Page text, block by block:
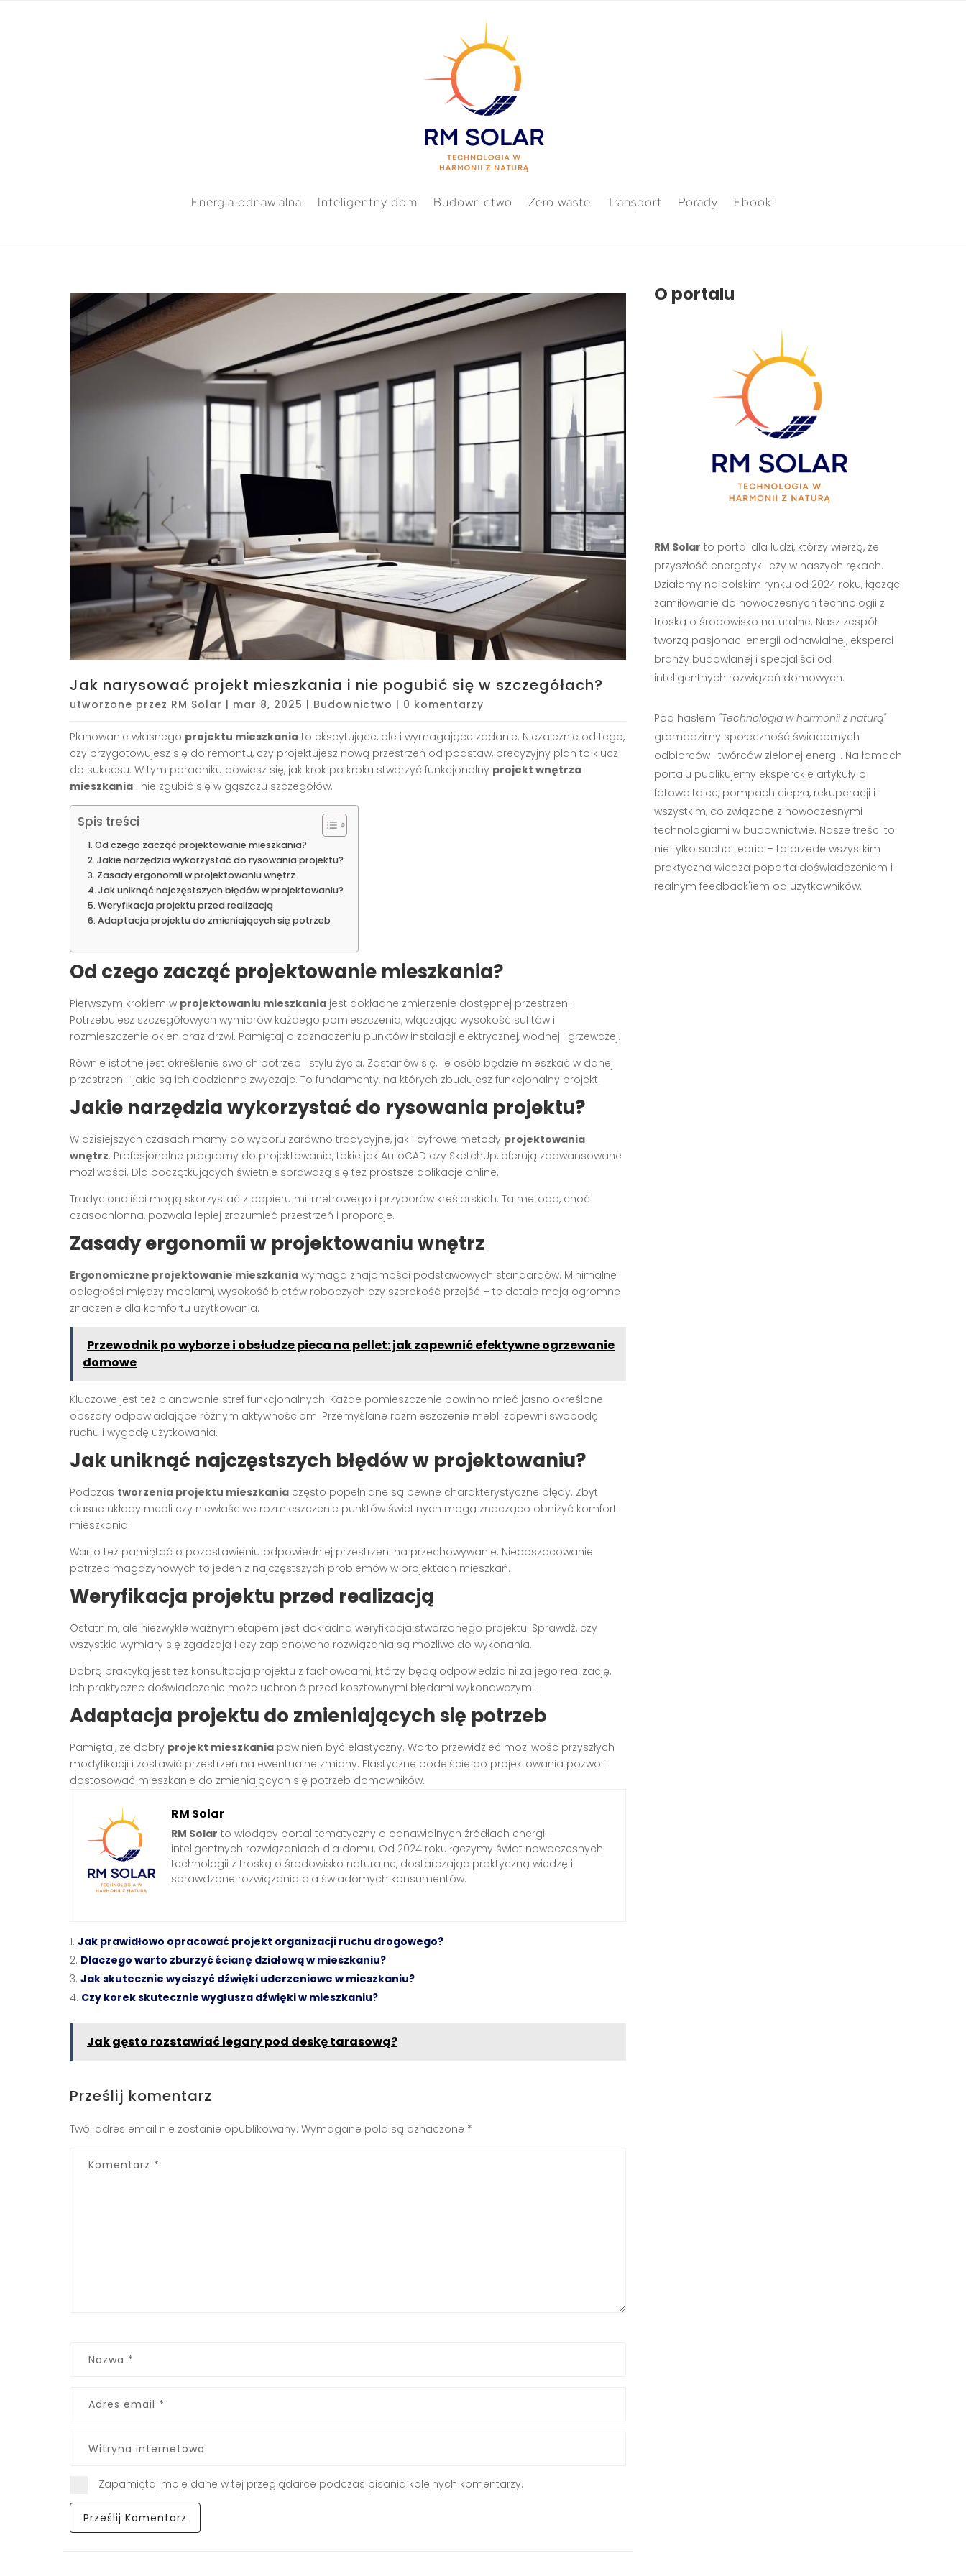
Energia odnawialna Inteligentny dom Budownictwo Zero waste Transport Porady Ebooki
Jak narysować projekt mieszkania i nie pogubić się w szczegółach?
utworzone przez RM Solar | mar 8, 2025 | Budownictwo | 0 komentarzy
Planowanie własnego projektu mieszkania to ekscytujące, ale i wymagające zadanie. Niezależnie od tego,
czy przygotowujesz się do remontu, czy projektujesz nową przestrzeń od podstaw, precyzyjny plan to klucz
do sukcesu. W tym poradniku dowiesz się, jak krok po kroku stworzyć funkcjonalny projekt wnętrza
mieszkania i nie zgubić się w gąszczu szczegółów.
Spis treści
Od czego zacząć projektowanie mieszkania?
Jakie narzędzia wykorzystać do rysowania projektu?
Zasady ergonomii w projektowaniu wnętrz
Jak uniknąć najczęstszych błędów w projektowaniu?
Weryfikacja projektu przed realizacją
Adaptacja projektu do zmieniających się potrzeb
Od czego zacząć projektowanie mieszkania?
Pierwszym krokiem w projektowaniu mieszkania jest dokładne zmierzenie dostępnej przestrzeni.
Potrzebujesz szczegółowych wymiarów każdego pomieszczenia, włączając wysokość sufitów i
rozmieszczenie okien oraz drzwi. Pamiętaj o zaznaczeniu punktów instalacji elektrycznej, wodnej i grzewczej.
Równie istotne jest określenie swoich potrzeb i stylu życia. Zastanów się, ile osób będzie mieszkać w danej
przestrzeni i jakie są ich codzienne zwyczaje. To fundamenty, na których zbudujesz funkcjonalny projekt.
Jakie narzędzia wykorzystać do rysowania projektu?
W dzisiejszych czasach mamy do wyboru zarówno tradycyjne, jak i cyfrowe metody projektowania
wnętrz. Profesjonalne programy do projektowania, takie jak AutoCAD czy SketchUp, oferują zaawansowane
możliwości. Dla początkujących świetnie sprawdzą się też prostsze aplikacje online.
Tradycjonaliści mogą skorzystać z papieru milimetrowego i przyborów kreślarskich. Ta metoda, choć
czasochłonna, pozwala lepiej zrozumieć przestrzeń i proporcje.
Zasady ergonomii w projektowaniu wnętrz
Ergonomiczne projektowanie mieszkania wymaga znajomości podstawowych standardów. Minimalne
odległości między meblami, wysokość blatów roboczych czy szerokość przejść – te detale mają ogromne
znaczenie dla komfortu użytkowania.
Przewodnik po wyborze i obsłudze pieca na pellet: jak zapewnić efektywne ogrzewanie
domowe
Kluczowe jest też planowanie stref funkcjonalnych. Każde pomieszczenie powinno mieć jasno określone
obszary odpowiadające różnym aktywnościom. Przemyślane rozmieszczenie mebli zapewni swobodę
ruchu i wygodę użytkowania.
Jak uniknąć najczęstszych błędów w projektowaniu?
Podczas tworzenia projektu mieszkania często popełniane są pewne charakterystyczne błędy. Zbyt
ciasne układy mebli czy niewłaściwe rozmieszczenie punktów świetlnych mogą znacząco obniżyć komfort
mieszkania.
Warto też pamiętać o pozostawieniu odpowiedniej przestrzeni na przechowywanie. Niedoszacowanie
potrzeb magazynowych to jeden z najczęstszych problemów w projektach mieszkań.
Weryfikacja projektu przed realizacją
Ostatnim, ale niezwykle ważnym etapem jest dokładna weryfikacja stworzonego projektu. Sprawdź, czy
wszystkie wymiary się zgadzają i czy zaplanowane rozwiązania są możliwe do wykonania.
Dobrą praktyką jest też konsultacja projektu z fachowcami, którzy będą odpowiedzialni za jego realizację.
Ich praktyczne doświadczenie może uchronić przed kosztownymi błędami wykonawczymi.
Adaptacja projektu do zmieniających się potrzeb
Pamiętaj, że dobry projekt mieszkania powinien być elastyczny. Warto przewidzieć możliwość przyszłych
modyfikacji i zostawić przestrzeń na ewentualne zmiany. Elastyczne podejście do projektowania pozwoli
dostosować mieszkanie do zmieniających się potrzeb domowników.
RM Solar
RM Solar to wiodący portal tematyczny o odnawialnych źródłach energii i
inteligentnych rozwiązaniach dla domu. Od 2024 roku łączymy świat nowoczesnych
technologii z troską o środowisko naturalne, dostarczając praktyczną wiedzę i
sprawdzone rozwiązania dla świadomych konsumentów.
Jak prawidłowo opracować projekt organizacji ruchu drogowego?
Dlaczego warto zburzyć ścianę działową w mieszkaniu?
Jak skutecznie wyciszyć dźwięki uderzeniowe w mieszkaniu?
Czy korek skutecznie wygłusza dźwięki w mieszkaniu?
Jak gęsto rozstawiać legary pod deskę tarasową?
Prześlij komentarz
Twój adres email nie zostanie opublikowany. Wymagane pola są oznaczone *
Zapamiętaj moje dane w tej przeglądarce podczas pisania kolejnych komentarzy.
O portalu
RM Solar to portal dla ludzi, którzy wierzą, że
przyszłość energetyki leży w naszych rękach.
Działamy na polskim rynku od 2024 roku, łącząc
zamiłowanie do nowoczesnych technologii z
troską o środowisko naturalne. Nasz zespół
tworzą pasjonaci energii odnawialnej, eksperci
branży budowlanej i specjaliści od
inteligentnych rozwiązań domowych.
Pod hasłem "Technologia w harmonii z naturą"
gromadzimy społeczność świadomych
odbiorców i twórców zielonej energii. Na łamach
portalu publikujemy eksperckie artykuły o
fotowoltaice, pompach ciepła, rekuperacji i
wszystkim, co związane z nowoczesnymi
technologiami w budownictwie. Nasze treści to
nie tylko sucha teoria – to przede wszystkim
praktyczna wiedza poparta doświadczeniem i
realnym feedback'iem od użytkowników.